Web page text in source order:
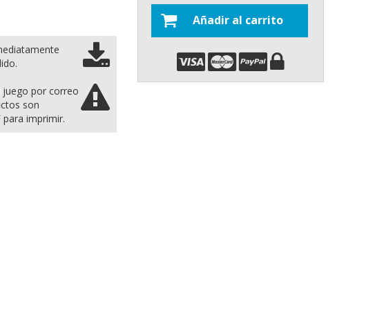
juego por correo
son
imprimir.
Añadir al carrito